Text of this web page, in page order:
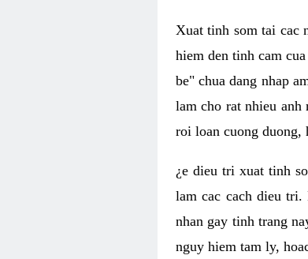
Xuat tinh som tai cac
hiem den tinh cam
be" chua dang nhap
lam cho rat nhieu anh
roi loan cuong duong,
¿e dieu tri xuat tinh
lam cac cach dieu
nhan gay tinh trang
nguy hiem tam ly,